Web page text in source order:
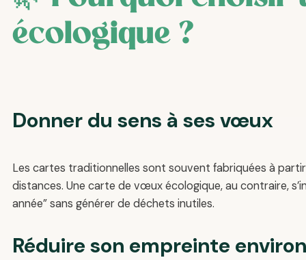
écologique ?
Donner du sens à ses vœux
Les cartes traditionnelles sont souvent fabriquées à
distances. Une carte de vœux écologique, au contraire,
année” sans générer de déchets inutiles.
Réduire son empreinte